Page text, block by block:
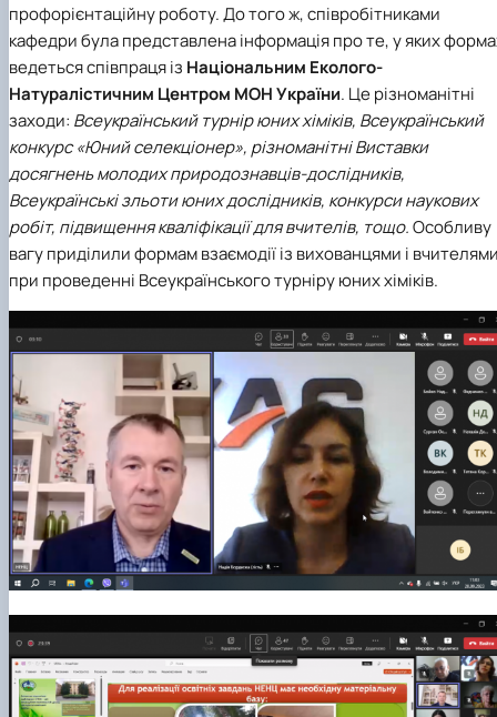
профорієнтаційну роботу. До того ж, співробітниками
кафедри була представлена інформація про те, у яких
ведеться співпраця із Національним Еколого-
Натуралістичним Центром МОН України. Це різноманітні
заходи: Всеукраїнський турнір юних хіміків, Всеукраїнський
конкурс «Юний селекціонер», різноманітні Виставки
досягнень молодих природознавців-дослідників,
Всеукраїнські зльоти юних дослідників, конкурси наукових
робіт, підвищення кваліфікації для вчителів, тощо.Особливу
вагу приділили формам взаємодії із вихованцями і
при проведенні Всеукраїнського турніру юних хіміків.